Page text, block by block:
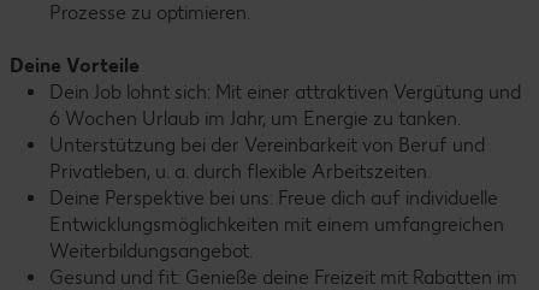
Prozesse zu optimieren.
Deine Vorteile
Dein Job lohnt sich: Mit einer attraktiven Vergütung und
6 Wochen Urlaub im Jahr, um Energie zu tanken.
Unterstützung bei der Vereinbarkeit von Beruf und
Privatleben, u. a. durch flexible Arbeitszeiten.
Deine Perspektive bei uns: Freue dich auf individuelle
Entwicklungsmöglichkeiten mit einem umfangreichen
Weiterbildungsangebot.
Gesund und fit: Genieße deine Freizeit mit Rabatten im